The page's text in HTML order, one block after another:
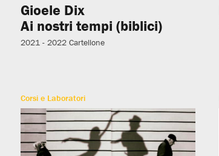
Gioele Dix
Ai nostri tempi (biblici)
2021 - 2022 Cartellone
Corsi e Laboratori